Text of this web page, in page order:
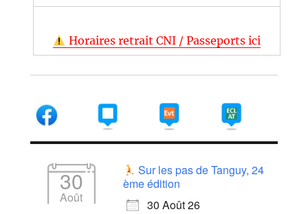
Horaires retrait CNI / Passeports ici
30
Août
Sur les pas de Tanguy, 24
ème édition
30 Août 26